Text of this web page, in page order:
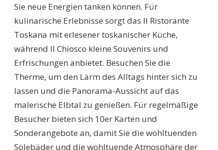
Sie neue Energien tanken können. Für
kulinarische Erlebnisse sorgt das Il Ristorante
Toskana mit erlesener toskanischer Küche,
während Il Chiosco kleine Souvenirs und
Erfrischungen anbietet. Besuchen Sie die
Therme, um den Lärm des Alltags hinter sich zu
lassen und die Panorama-Aussicht auf das
malerische Elbtal zu genießen. Für regelmäßige
Besucher bieten sich 10er Karten und
Sonderangebote an, damit Sie die wohltuenden
Solebäder und die wohltuende Atmosphäre der